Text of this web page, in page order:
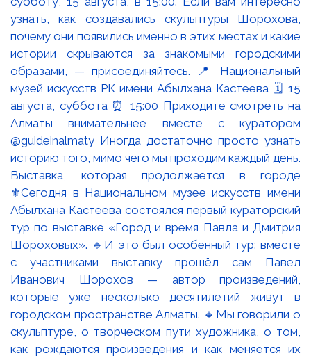
Выставка, которая продолжается в городе
⚜️Сегодня в Национальном музее искусств имени
Абылхана Кастеева состоялся первый кураторский
тур по выставке «Город и время Павла и Дмитрия
Шороховых». 🔹И это был особенный тур: вместе
с участниками выставку прошёл сам Павел
Иванович Шорохов — автор произведений,
которые уже несколько десятилетий живут в
городском пространстве Алматы. 🔸Мы говорили о
скульптуре, о творческом пути художника, о том,
как рождаются произведения и как меняется их